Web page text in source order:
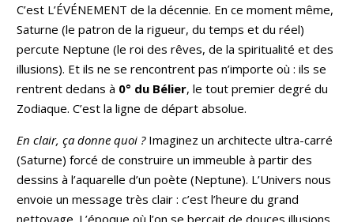
C’est L’ÉVÉNEMENT de la décennie. En ce moment même,
Saturne (le patron de la rigueur, du temps et du réel)
percute Neptune (le roi des rêves, de la spiritualité et des
illusions). Et ils ne se rencontrent pas n’importe où : ils se
rentrent dedans à 0° du Bélier, le tout premier degré du
Zodiaque. C’est la ligne de départ absolue.
En clair, ça donne quoi ?Imaginez un architecte ultra-carré
(Saturne) forcé de construire un immeuble à partir des
dessins à l’aquarelle d’un poète (Neptune). L’Univers nous
envoie un message très clair : c’est l’heure du grand
nettoyage. L’époque où l’on se berçait de douces illusions